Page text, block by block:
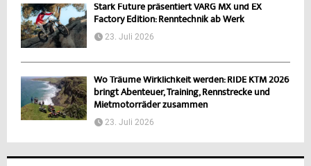
Stark Future präsentiert VARG MX und EX
Factory Edition: Renntechnik ab Werk
23. Juli 2026
Wo Träume Wirklichkeit werden: RIDE KTM 2026
bringt Abenteuer, Training, Rennstrecke und
Mietmotorräder zusammen
23. Juli 2026